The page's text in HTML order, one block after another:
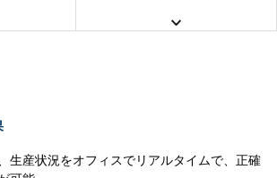
生産状況をオフィスでリアルタイムで、正確